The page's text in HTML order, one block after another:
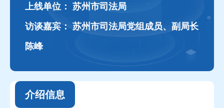
上线单位： 苏州市司法局
访谈嘉宾： 苏州市司法局党组成员、副局长
陈峰
介绍信息